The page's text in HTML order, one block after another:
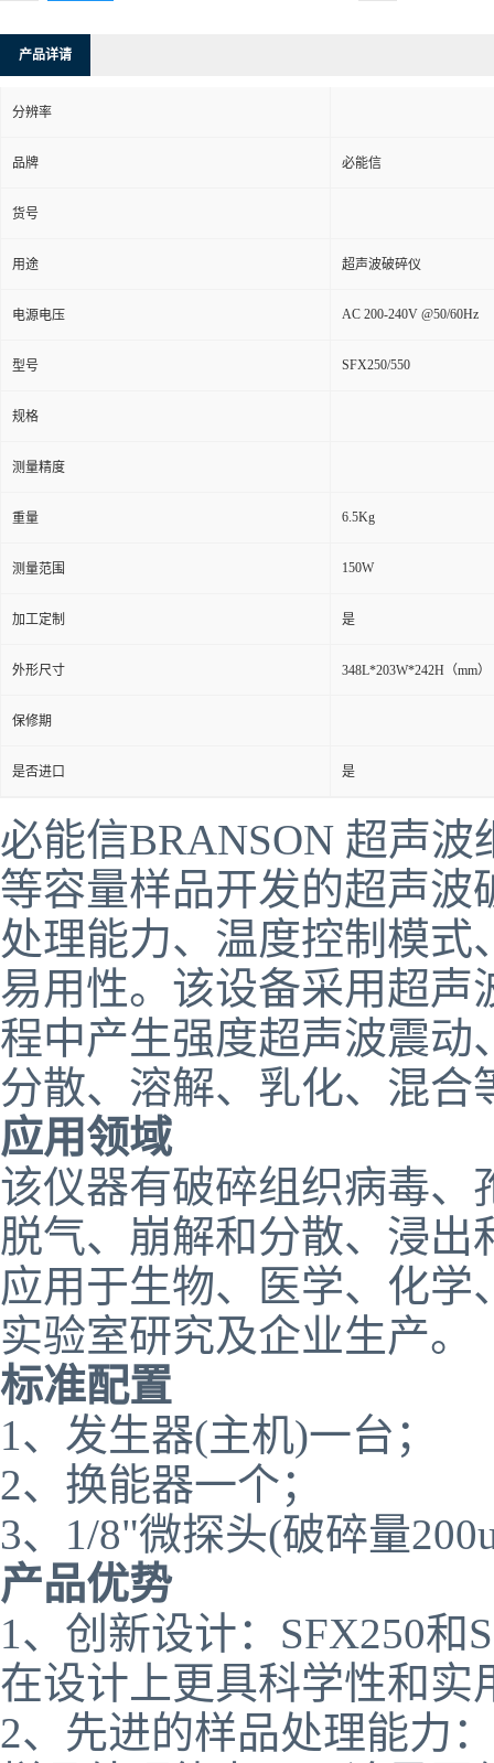
产品详请
分辨率
品牌 必能信
货号
用途 超声波破碎仪
电源电压 AC 200-240V @50/60Hz
型号 SFX250/550
规格
测量精度
重量 6.5Kg
测量范围 150W
加工定制 是
外形尺寸 348L*203W*242H（mm）
保修期
是否进口 是
必能信BRANSON 超声波
等容量样品开发的超声
处理能力、温度控制模
易用性。 该设备采用超声
程中产生强度超声波震动
分散、溶解、乳化、混合
应用领域
该仪器有破碎组织病毒、
脱气、崩解和分散、浸
应用于生物、医学、化
实验室研究及企业生产。
标准配置
1、发生器(主机)一台；
2、换能器一个；
3、1/8"微探头(破碎量
产品优势
1、创新设计：SFX250
在设计上更具科学性和实
2、先进的样品处理能力